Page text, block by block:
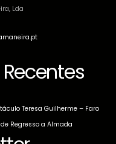
Lda
Teresa Guilherme – Faro
Regresso a Almada